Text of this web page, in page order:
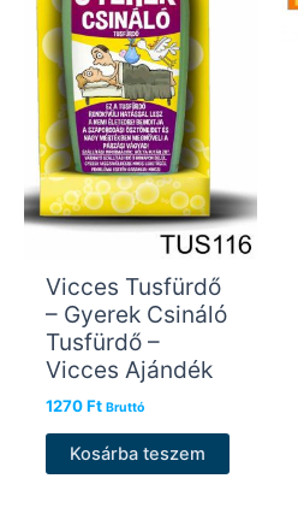
Vicces Tusfürdő
– Gyerek Csináló
Tusfürdő –
Vicces Ajándék
1270Ft Bruttó
Kosárba teszem